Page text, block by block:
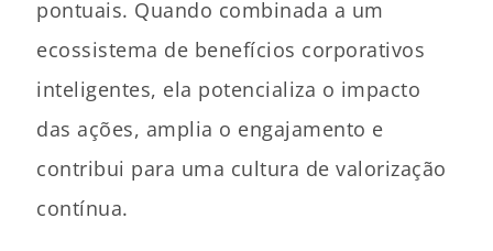
pontuais. Quando combinada a um
ecossistema de benefícios corporativos
inteligentes, ela potencializa o impacto
das ações, amplia o engajamento e
contribui para uma cultura de valorização
contínua.